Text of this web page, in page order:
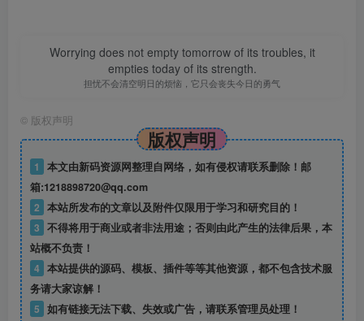
Worrying does not empty tomorrow of its troubles, it
empties today of its strength.
担忧不会清空明日的烦恼，它只会丧失今日的勇气
© 版权声明
版权声明
1
本文由新码资源网整理自网络，如有侵权请联系删除！邮
箱:1218898720@qq.com
2 本站所发布的文章以及附件仅限用于学习和研究目的！
3
站概不负责！
4 本站提供的源码、模板、插件等等其他资源，都不包含技术服
务请大家谅解！
5 如有链接无法下载、失效或广告，请联系管理员处理！